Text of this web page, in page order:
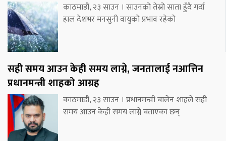
काठमाडौं, २३ साउन । साउनको तेस्रो साता हुँदै गर्दा
हाल देशभर मनसुनी वायुको प्रभाव रहेको
सही समय आउन केही समय लाग्ने, जनतालाई नआत्तिन
प्रधानमन्त्री शाहको आग्रह
काठमाडौं, २३ साउन । प्रधानमन्त्री बालेन शाहले सही
समय आउन केही समय लाग्ने बताएका छन्